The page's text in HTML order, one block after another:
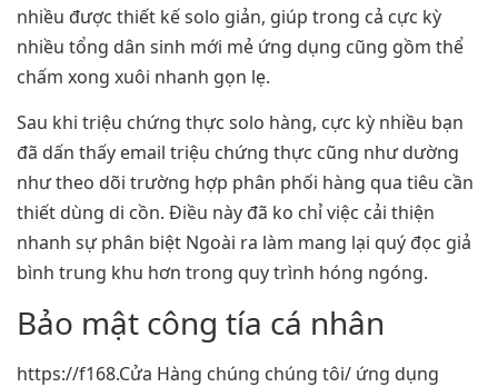
nhiều được thiết kế solo giản, giúp trong cả cực kỳ
nhiều tổng dân sinh mới mẻ ứng dụng cũng gồm thể
chấm xong xuôi nhanh gọn lẹ.
Sau khi triệu chứng thực solo hàng, cực kỳ nhiều bạn
đã dấn thấy email triệu chứng thực cũng như dường
như theo dõi trường hợp phân phối hàng qua tiêu cần
thiết dùng di cồn. Điều này đã ko chỉ việc cải thiện
nhanh sự phân biệt Ngoài ra làm mang lại quý đọc giả
bình trung khu hơn trong quy trình hóng ngóng.
Bảo mật công tía cá nhân
https://f168.Cửa Hàng chúng chúng tôi/ ứng dụng